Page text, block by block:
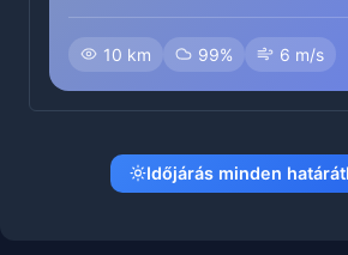
10 km 99% 6 m/s
Időjárás minden